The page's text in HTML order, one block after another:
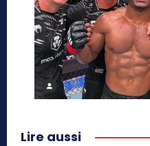
Lire aussi